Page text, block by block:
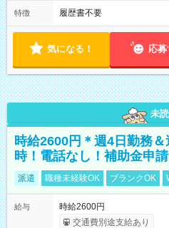
特徴 履歴書不要
気になる！ 応募
未読
時給2600円＊週4日勤務
時！電話なし！補助金申
派遣 職種未経験OK ブランクOK
給与
時給2600円
交通費別途支給あり